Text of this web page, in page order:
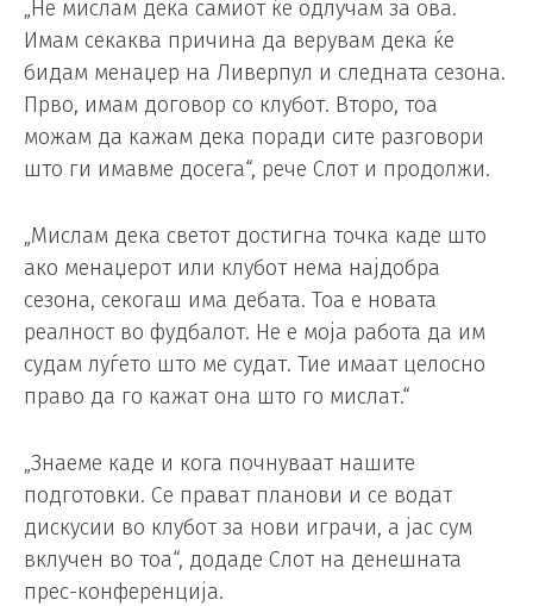
„Не мислам дека самиот ќе одлучам за ова.
Имам секаква причина да верувам дека ќе
бидам менаџер на Ливерпул и следната сезона.
Прво, имам договор со клубот. Второ, тоа
можам да кажам дека поради сите разговори
што ги имавме досега“, рече Слот и продолжи.
„Мислам дека светот достигна точка каде што
ако менаџерот или клубот нема најдобра
сезона, секогаш има дебата. Тоа е новата
реалност во фудбалот. Не е моја работа да им
судам луѓето што ме судат. Тие имаат целосно
право да го кажат она што го мислат.“
„Знаеме каде и кога почнуваат нашите
подготовки. Се прават планови и се водат
дискусии во клубот за нови играчи, а јас сум
вклучен во тоа“, додаде Слот на денешната
прес-конференција.